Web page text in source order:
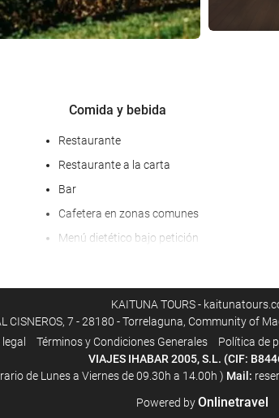
Comida y bebida
Restaurante
Restaurante a la carta
Bar
Cafetera en zonas comunes
Menú dietético bajo petición
KAITUNA TOURS -
CISNEROS, 7 - 28180 - Torrelaguna, Community of
Términos y Condiciones Generales Política de
VIAJES IHABAR 2005, S.L. (CIF:
de Lunes a Viernes de 09.30h a 14.00h ) Mail:
Powered byOnlinetravel